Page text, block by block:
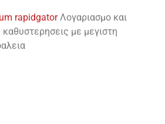
rapidgatorΛογαριασμο και
με μεγιστη